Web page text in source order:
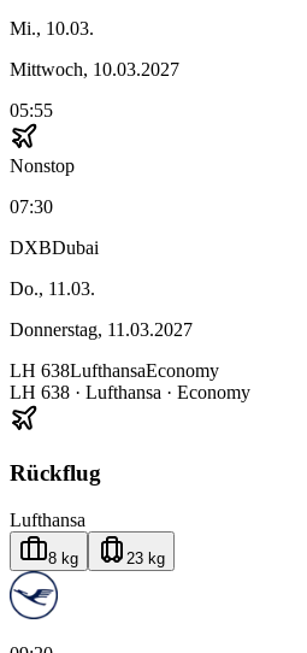
Mi., 10.03.
Mittwoch, 10.03.2027
05:55
Nonstop
07:30
DXBDubai
Do., 11.03.
Donnerstag, 11.03.2027
LH 638LufthansaEconomy
LH 638 · Lufthansa · Economy
Rückflug
Lufthansa
8 kg 23 kg